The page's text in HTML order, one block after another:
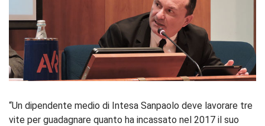
“Un dipendente medio di Intesa Sanpaolo deve lavorare tre
vite per guadagnare quanto ha incassato nel 2017 il suo